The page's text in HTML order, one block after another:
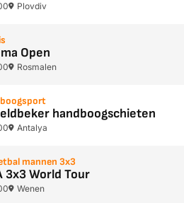
Plovdiv
Open
Rosmalen
handboogschieten
Antalya
mannen 3x3
3x3 World Tour
Wenen